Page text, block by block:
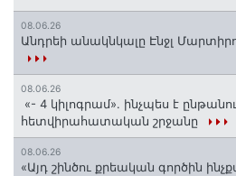
08.06.26
Անդրեի անակնկալը Էնջլ
08.06.26
«- 4 կիլոգրամ». ինչպես է
հետվիրահատական շրջանը
08.06.26
«Այդ շինծու քրեական գործին